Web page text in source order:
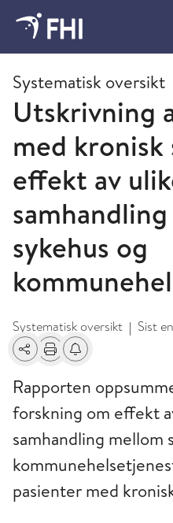
2013 - publikasjoner fra
Systematisk oversikt
Utskrivning
med kronisk
effekt av
sykehus og
Systematisk oversikt | Sist
Del Skriv utFå varsel om
Rapporten
forskning om effekt
samhand­ling mellom
pasienter med